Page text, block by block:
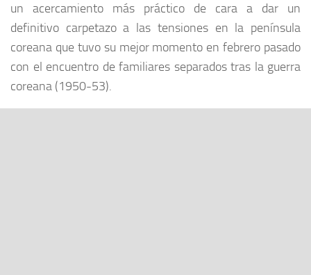
un acercamiento más práctico de cara a dar un
definitivo carpetazo a las tensiones en la península
coreana que tuvo su mejor momento en febrero pasado
con el encuentro de familiares separados tras la guerra
coreana (1950-53).